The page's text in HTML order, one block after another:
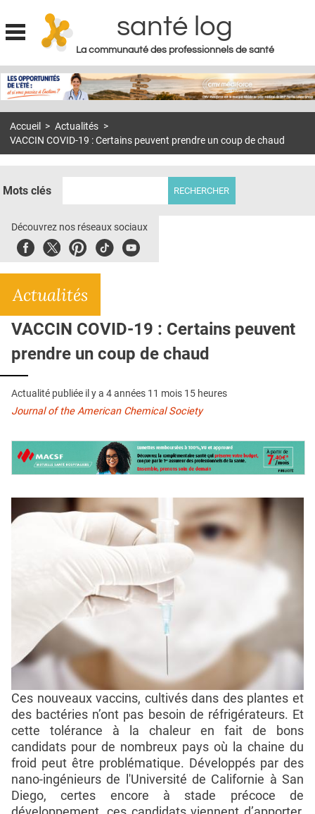
Jump to navigation
santé log
La communauté des professionnels de santé
MON COMPTE
S'ABONNER À LA REVUE SOIN À DOMICILE
DOSSIERS
E-REVUE SAD
L'APP
QUI SOMMES-NOUS ?
PUBLICITÉ
CONDITIONS GÉNÉRALES
CONTACT
Accueil > Actualités >
VACCIN COVID-19 : Certains peuvent prendre un coup de chaud
Mots clés
Découvrez nos réseaux sociaux
FacebookTwitterPinterest
TiktokYoubute
Actualités
VACCIN COVID-19 : Certains peuvent
prendre un coup de chaud
Actualité publiée il y a 4 années 11 mois 15 heures
Journal of the American Chemical Society
Ces nouveaux vaccins, cultivés dans des plantes et
des bactéries n’ont pas besoin de réfrigérateurs. Et
cette tolérance à la chaleur en fait de bons
candidats pour de nombreux pays où la chaine du
froid peut être problématique. Développés par des
nano-ingénieurs de l'Université de Californie à San
Diego, certes encore à stade précoce de